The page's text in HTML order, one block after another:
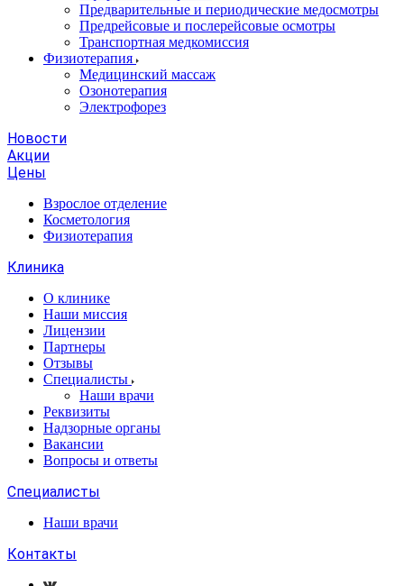
Предварительные и периодические медосмотры
Предрейсовые и послерейсовые осмотры
Транспортная медкомиссия
Физиотерапия
Медицинский массаж
Озонотерапия
Электрофорез
Новости
Акции
Цены
Взрослое отделение
Косметология
Физиотерапия
Клиника
О клинике
Наши миссия
Лицензии
Партнеры
Отзывы
Специалисты
Наши врачи
Реквизиты
Надзорные органы
Вакансии
Вопросы и ответы
Специалисты
Наши врачи
Контакты